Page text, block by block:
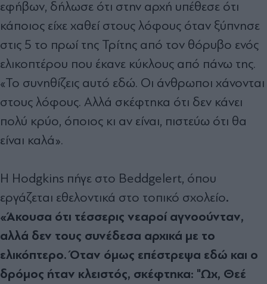
εφήβων, δήλωσε ότι στην αρχή υπέθεσε ότι
κάποιος είχε χαθεί στους λόφους όταν ξύπνησε
στις 5 το πρωί της Τρίτης από τον θόρυβο ενός
ελικοπτέρου που έκανε κύκλους από πάνω της.
«Το συνηθίζεις αυτό εδώ. Οι άνθρωποι χάνονται
στους λόφους. Αλλά σκέφτηκα ότι δεν κάνει
πολύ κρύο, όποιος κι αν είναι, πιστεύω ότι θα
είναι καλά».
Η Hodgkins πήγε στο Beddgelert, όπου
εργάζεται εθελοντικά στο τοπικό σχολείο.
«Άκουσα ότι τέσσερις νεαροί αγνοούνταν,
αλλά δεν τους συνέδεσα αρχικά με το
ελικόπτερο. Όταν όμως επέστρεψα εδώ και ο
δρόμος ήταν κλειστός, σκέφτηκα: "Ωχ, Θεέ